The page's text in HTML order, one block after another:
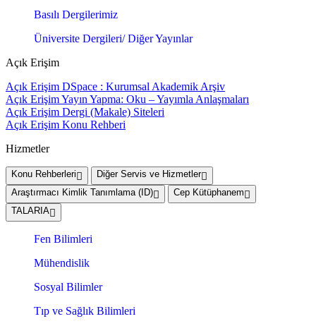
Basılı Dergilerimiz
Üniversite Dergileri/ Diğer Yayınlar
Açık Erişim
Açık Erişim DSpace : Kurumsal Akademik Arşiv
Açık Erişim Yayın Yapma: Oku – Yayımla Anlaşmaları
Açık Erişim Dergi (Makale) Siteleri
Açık Erişim Konu Rehberi
Hizmetler
Konu Rehberleri
Diğer Servis ve Hizmetler
Araştırmacı Kimlik Tanımlama (ID)
Cep Kütüphanem
TALARIA
Fen Bilimleri
Mühendislik
Sosyal Bilimler
Tıp ve Sağlık Bilimleri